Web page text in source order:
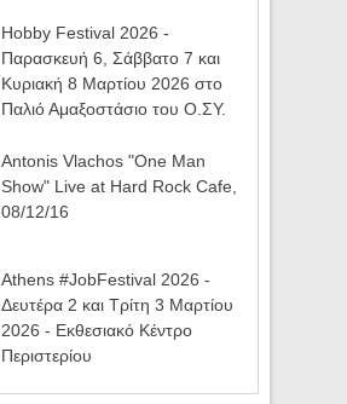
Hobby Festival 2026 -
Παρασκευή 6, Σάββατο 7 και
Κυριακή 8 Μαρτίου 2026 στο
Παλιό Αμαξοστάσιο του Ο.ΣΥ.
Antonis Vlachos "One Man
Show" Live at Hard Rock Cafe,
08/12/16
Athens #JobFestival 2026 -
Δευτέρα 2 και Τρίτη 3 Μαρτίου
2026 - Εκθεσιακό Κέντρο
Περιστερίου